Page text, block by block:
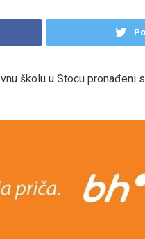
školu u Stocu pronađeni